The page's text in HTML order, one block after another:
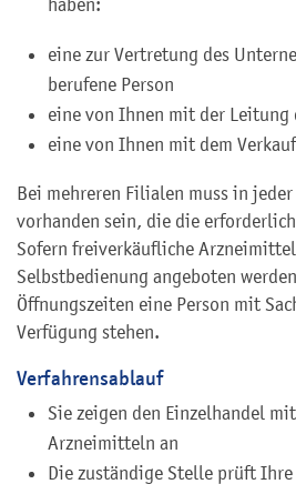
eine zur Vertretung des
berufene Person
eine von Ihnen mit der Leitung
eine von Ihnen mit dem
Bei mehreren Filialen muss in
vorhanden sein, die die
Sofern freiverkäufliche
Selbstbedienung angeboten
Öffnungszeiten eine Person mit
Verfügung stehen.
Verfahrensablauf
Sie zeigen den Einzelhandel
Arzneimitteln an
Die zuständige Stelle prüft Ihre